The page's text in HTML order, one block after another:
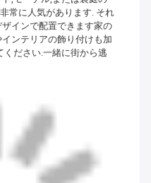
常に人気があります. それ
インで配置できます家の
ンテリアの飾り付けも加
ください.一緒に街から逃